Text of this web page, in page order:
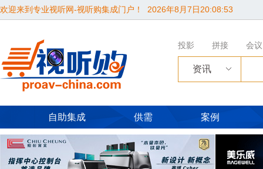
欢迎来到专业视听网-视听购集成门户！ 2026年8月7日20:08:54
投影 拼接 会议
资讯
自助集成 供需 案例